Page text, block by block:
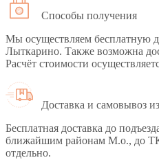
Способы получения
Мы осуществляем бесплатную
Лыткарино. Также возможна
Расчёт стоимости
Доставка и самовывоз
Бесплатная доставка до
ближайшим районам М.о., до
отдельно.